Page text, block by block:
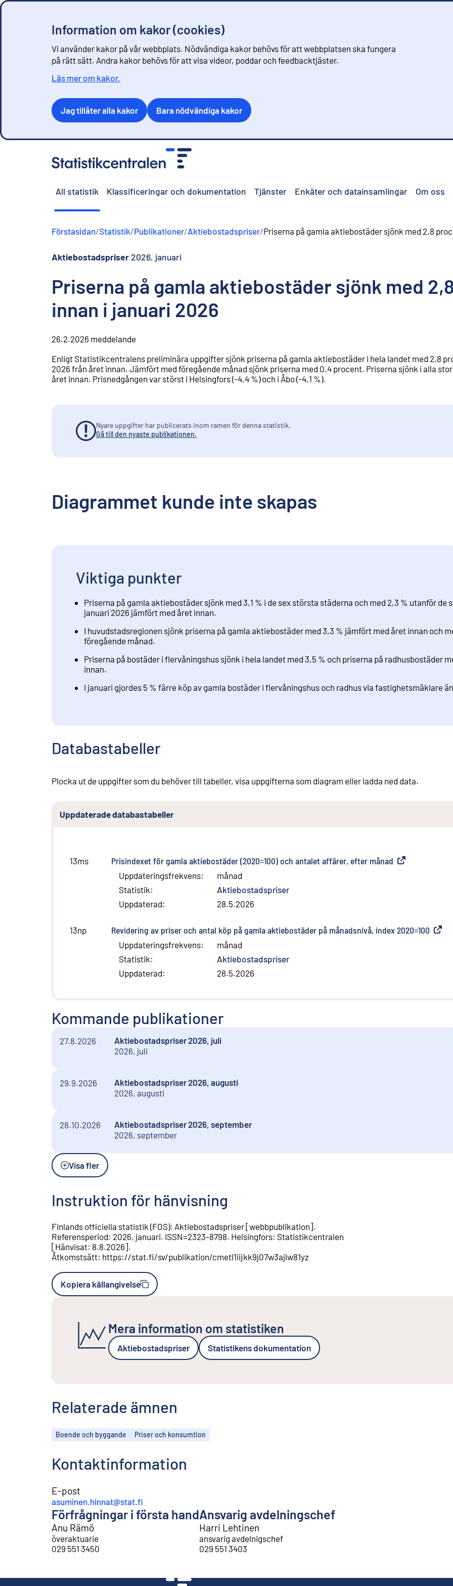
Information om kakor (cookies)
Vi använder kakor på vår webbplats. Nödvändiga kakor behövs för att webbplatsen ska fungera
på rätt sätt. Andra kakor behövs för att visa videor, poddar och feedbacktjäster.
Läs mer om kakor.
Jag tillåter alla kakor Bara nödvändiga kakor
All statistik Klassificeringar och dokumentation Tjänster Enkäter och datainsamlingar Om oss
Förstasidan/Statistik/Publikationer/Aktiebostadspriser/Priserna på gamla aktiebostäder sjönk med 2,8
Aktiebostadspriser 2026, januari
Priserna på gamla aktiebostäder sjönk med
innan i januari 2026
26.2.2026 meddelande
Enligt Statistikcentralens preliminära uppgifter sjönk priserna på gamla aktiebostäder i hela landet med 2,8
2026 från året innan. Jämfört med föregående månad sjönk priserna med 0,4 procent. Priserna sjönk i alla
året innan. Prisnedgången var störst i Helsingfors (-4,4 %) och i Åbo (-4,1 %).
Nyare uppgifter har publicerats inom ramen för denna statistik.
Gå till den nyaste publikationen.
Diagrammet kunde inte skapas
Viktiga punkter
Priserna på gamla aktiebostäder sjönk med 3,1 % i de sex största städerna och med 2,3 % utanför de
januari 2026 jämfört med året innan.
I huvudstadsregionen sjönk priserna på gamla aktiebostäder med 3,3 % jämfört med året innan och
föregående månad.
Priserna på bostäder i flervåningshus sjönk i hela landet med 3,5 % och priserna på radhusbostäder
innan.
I januari gjordes 5 % färre köp av gamla bostäder i flervåningshus och radhus via fastighetsmäklare
Databastabeller
Plocka ut de uppgifter som du behöver till tabeller, visa uppgifterna som diagram eller ladda ned data.
Uppdaterade databastabeller
13ms Prisindexet för gamla aktiebostäder (2020=100) och antalet affärer, efter månad Extern länk
Uppdateringsfrekvens:
månad
Statistik:
Aktiebostadspriser
Uppdaterad: 28.5.2026
13np Revidering av priser och antal köp på gamla aktiebostäder på månadsnivå, index 2020=100
Uppdateringsfrekvens:
månad
Statistik:
Aktiebostadspriser
Uppdaterad: 28.5.2026
Kommande publikationer
27.8.2026
Aktiebostadspriser 2026, juli
2026, juli
29.9.2026
Aktiebostadspriser 2026, augusti
2026, augusti
28.10.2026
Aktiebostadspriser 2026, september
2026, september
Visa fler
Instruktion för hänvisning
Finlands officiella statistik (FOS): Aktiebostadspriser [webbpublikation].
Referensperiod: 2026, januari. ISSN=2323-8798. Helsingfors: Statistikcentralen
[Hänvisat: 8.8.2026].
Åtkomstsätt: https://stat.fi/sv/publikation/cmetl1iijkk9j07w3ajlw81yz
Kopiera källangivelse
Mera information om statistiken
Aktiebostadspriser Statistikens dokumentation
Relaterade ämnen
Ämnen
Boende och byggande Priser och konsumtion
Kontaktinformation
E-post
asuminen.hinnat@stat.fi
Förfrågningar i första hand
Anu Rämö
överaktuarie
029 551 3450
Ansvarig avdelningschef
Harri Lehtinen
ansvarig avdelnigschef
029 551 3403